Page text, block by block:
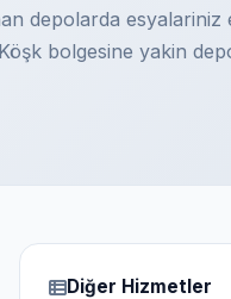
depolarda esyalariniz
bolgesine yakin
Diğer Hizmetler